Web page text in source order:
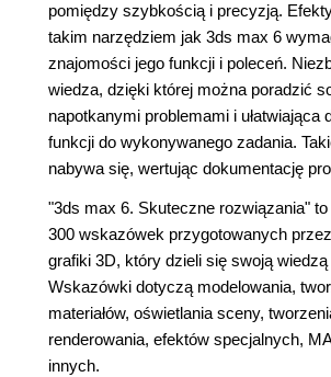
pomiędzy szybkością i precyzją.
takim narzędziem jak 3ds max 6
znajomości jego funkcji i poleceń.
wiedza, dzięki której można poradzić
napotkanymi problemami i ułatwiająca
funkcji do wykonywanego zadania.
nabywa się, wertując dokumentację
"3ds max 6. Skuteczne rozwiązania"
300 wskazówek przygotowanych
grafiki 3D, który dzieli się swoją
Wskazówki dotyczą modelowania,
materiałów, oświetlania sceny,
renderowania, efektów specjalnych,
innych.